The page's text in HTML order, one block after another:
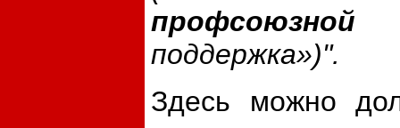
профсоюзной
поддержка»)".
Здесь можно